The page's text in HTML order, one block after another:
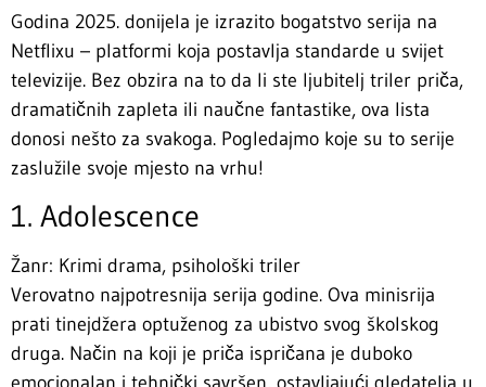
Godina 2025. donijela je izrazito bogatstvo serija na
Netflixu – platformi koja postavlja standarde u svijet
televizije. Bez obzira na to da li ste ljubitelj triler priča,
dramatičnih zapleta ili naučne fantastike, ova lista
donosi nešto za svakoga. Pogledajmo koje su to serije
zaslužile svoje mjesto na vrhu!
1. Adolescence
Žanr: Krimi drama, psihološki triler
Verovatno najpotresnija serija godine. Ova minisrija
prati tinejdžera optuženog za ubistvo svog školskog
druga. Način na koji je priča ispričana je duboko